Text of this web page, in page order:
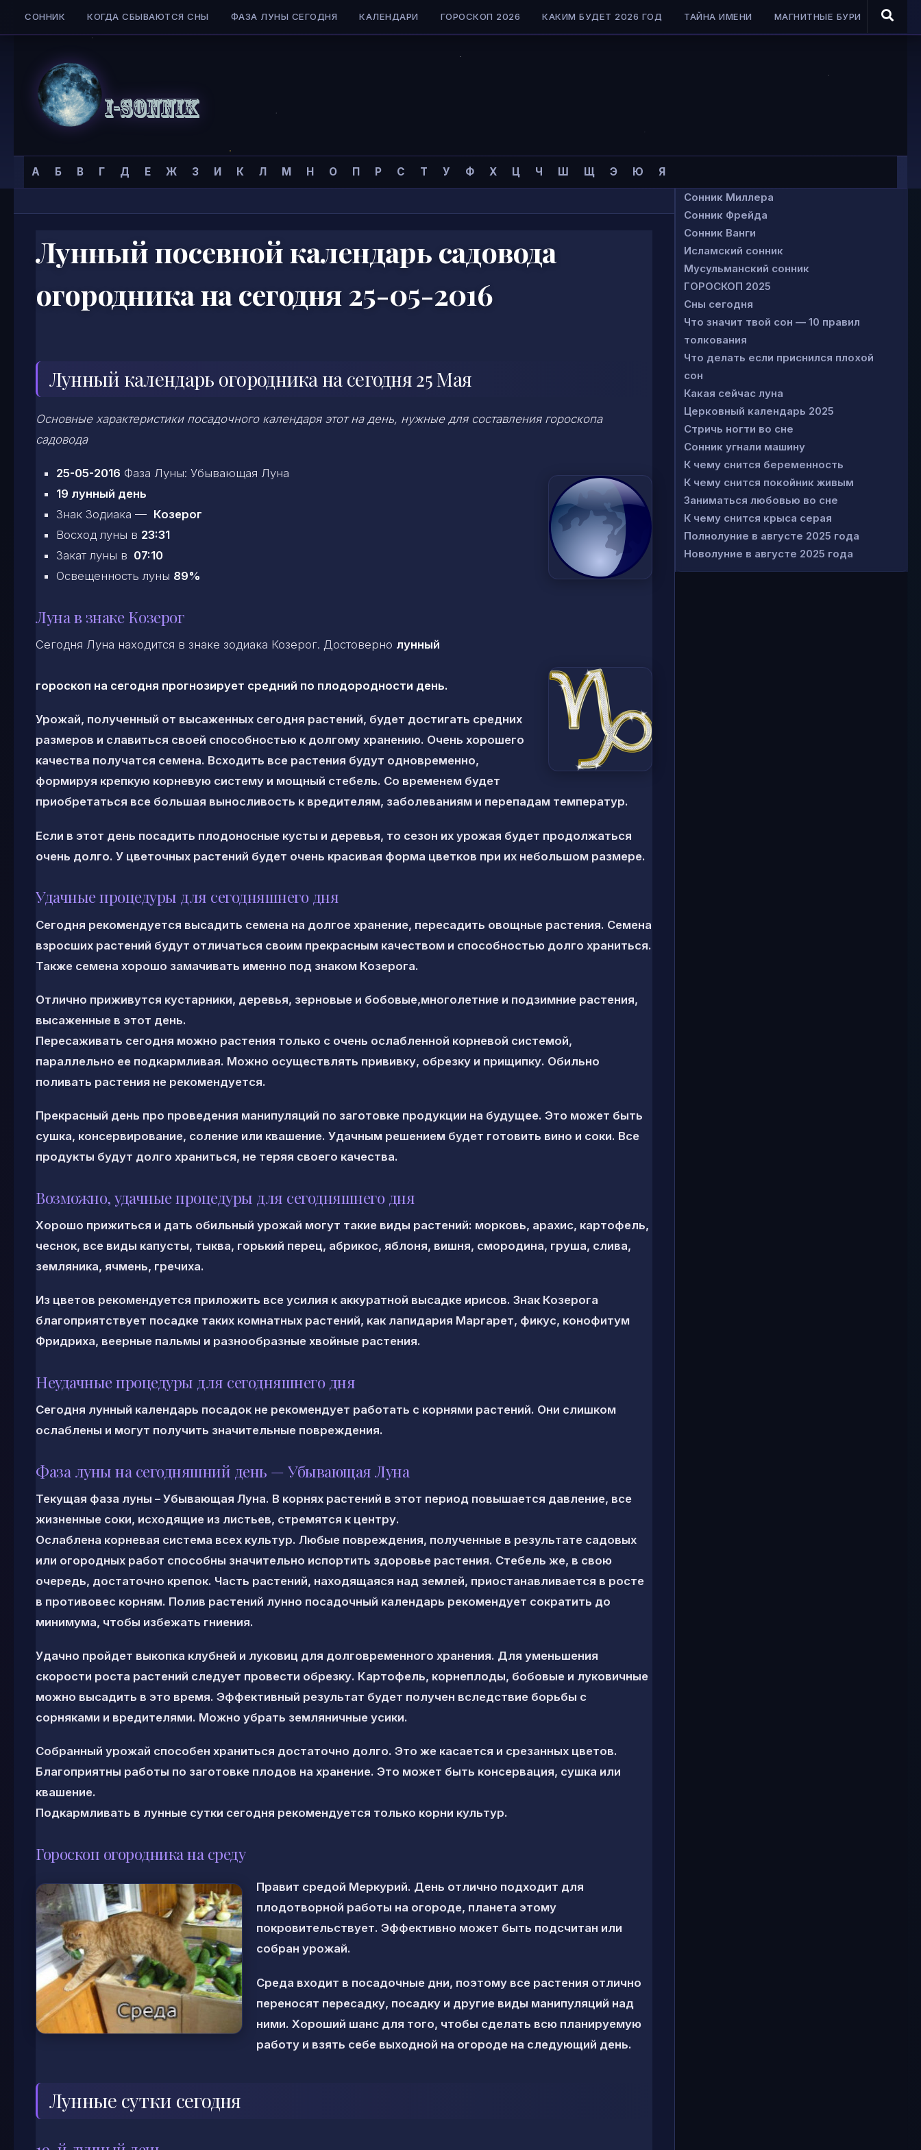
Skip to content
СОННИК КОГДА СБЫВАЮТСЯ СНЫ ФАЗА ЛУНЫ СЕГОДНЯ КАЛЕНДАРИ ГОРОСКОП 2026 КАКИМ БУДЕТ 2026 ГОД ТАЙНА ИМЕНИ МАГНИТНЫЕ БУРИ
Сонник
I-
А Б В Г Д Е Ж З И К Л М Н О П Р С Т У Ф Х Ц Ч Ш Щ Э Ю Я
Главная страница »Календари» Посадочный календарь
Лунный посевной календарь садовода
огородника на сегодня 25-05-2016
Лунный календарь огородника на сегодня 25 Мая
Основные характеристики посадочного календаря этот на день, нужные для составления гороскопа
садовода
25-05-2016 Фаза Луны: Убывающая Луна
19 лунный день
Знак Зодиака — Козерог
Восход луны в 23:31
Закат луны в 07:10
Освещенность луны 89%
Луна в знаке Козерог
Сегодня Луна находится в знаке зодиака Козерог. Достоверно лунный
гороскоп на сегодня прогнозирует средний по плодородности день.
Урожай, полученный от высаженных сегодня растений, будет достигать средних
размеров и славиться своей способностью к долгому хранению. Очень хорошего
качества получатся семена. Всходить все растения будут одновременно,
формируя крепкую корневую систему и мощный стебель. Со временем будет
приобретаться все большая выносливость к вредителям, заболеваниям и перепадам температур.
Если в этот день посадить плодоносные кусты и деревья, то сезон их урожая будет продолжаться
очень долго. У цветочных растений будет очень красивая форма цветков при их небольшом размере.
Удачные процедуры для сегодняшнего дня
Сегодня рекомендуется высадить семена на долгое хранение, пересадить овощные растения. Семена
взросших растений будут отличаться своим прекрасным качеством и способностью долго храниться.
Также семена хорошо замачивать именно под знаком Козерога.
Отлично приживутся кустарники, деревья, зерновые и бобовые,многолетние и подзимние растения,
высаженные в этот день.
Пересаживать сегодня можно растения только с очень ослабленной корневой системой,
параллельно ее подкармливая. Можно осуществлять прививку, обрезку и прищипку. Обильно
поливать растения не рекомендуется.
Прекрасный день про проведения манипуляций по заготовке продукции на будущее. Это может быть
сушка, консервирование, соление или квашение. Удачным решением будет готовить вино и соки. Все
продукты будут долго храниться, не теряя своего качества.
Возможно, удачные процедуры для сегодняшнего дня
Хорошо прижиться и дать обильный урожай могут такие виды растений: морковь, арахис, картофель,
чеснок, все виды капусты, тыква, горький перец, абрикос, яблоня, вишня, смородина, груша, слива,
земляника, ячмень, гречиха.
Из цветов рекомендуется приложить все усилия к аккуратной высадке ирисов. Знак Козерога
благоприятствует посадке таких комнатных растений, как лапидария Маргарет, фикус, конофитум
Фридриха, веерные пальмы и разнообразные хвойные растения.
Неудачные процедуры для сегодняшнего дня
Сегодня лунный календарь посадок не рекомендует работать с корнями растений. Они слишком
ослаблены и могут получить значительные повреждения.
Фаза луны на сегодняшний день — Убывающая Луна
Текущая фаза луны – Убывающая Луна. В корнях растений в этот период повышается давление, все
жизненные соки, исходящие из листьев, стремятся к центру.
Ослаблена корневая система всех культур. Любые повреждения, полученные в результате садовых
или огородных работ способны значительно испортить здоровье растения. Стебель же, в свою
очередь, достаточно крепок. Часть растений, находящаяся над землей, приостанавливается в росте
в противовес корням. Полив растений лунно посадочный календарь рекомендует сократить до
минимума, чтобы избежать гниения.
Удачно пройдет выкопка клубней и луковиц для долговременного хранения. Для уменьшения
скорости роста растений следует провести обрезку. Картофель, корнеплоды, бобовые и луковичные
можно высадить в это время. Эффективный результат будет получен вследствие борьбы с
сорняками и вредителями. Можно убрать земляничные усики.
Собранный урожай способен храниться достаточно долго. Это же касается и срезанных цветов.
Благоприятны работы по заготовке плодов на хранение. Это может быть консервация, сушка или
квашение.
Подкармливать в лунные сутки сегодня рекомендуется только корни культур.
Гороскоп огородника на среду
Правит средой Меркурий. День отлично подходит для
плодотворной работы на огороде, планета этому
покровительствует. Эффективно может быть подсчитан или
собран урожай.
Среда входит в посадочные дни, поэтому все растения отлично
переносят пересадку, посадку и другие виды манипуляций над
ними. Хороший шанс для того, чтобы сделать всю планируемую
работу и взять себе выходной на огороде на следующий день.
Лунные сутки сегодня
Сонник Миллера
Сонник Фрейда
Сонник Ванги
Исламский сонник
Мусульманский сонник
ГОРОСКОП 2025
Сны сегодня
Что значит твой сон — 10 правил
толкования
Что делать если приснился плохой
сон
Какая сейчас луна
Церковный календарь 2025
Стричь ногти во сне
Сонник угнали машину
К чему снится беременность
К чему снится покойник живым
Заниматься любовью во сне
К чему снится крыса серая
Полнолуние в августе 2025 года
Новолуние в августе 2025 года